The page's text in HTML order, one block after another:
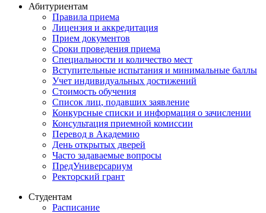
Абитуриентам
Правила приема
Лицензия и аккредитация
Прием документов
Сроки проведения приема
Специальности и количество мест
Вступительные испытания и минимальные баллы
Учет индивидуальных достижений
Стоимость обучения
Список лиц, подавших заявление
Конкурсные списки и информация о зачислении
Консультация приемной комиссии
Перевод в Академию
День открытых дверей
Часто задаваемые вопросы
ПредУниверсариум
Ректорский грант
Студентам
Расписание